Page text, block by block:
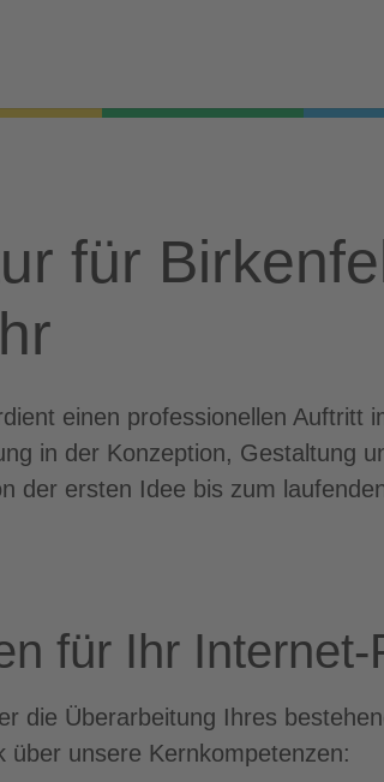
für
einen professionellen
in der Konzeption, Gestaltung
der ersten Idee bis zum
für Ihr
die Überarbeitung Ihres
über unsere Kernkompetenzen: